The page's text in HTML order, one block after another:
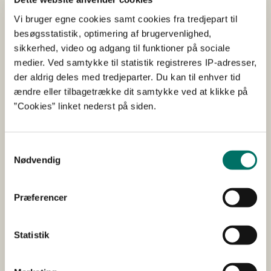
Vi bruger egne cookies samt cookies fra tredjepart til
besøgsstatistik, optimering af brugervenlighed,
sikkerhed, video og adgang til funktioner på sociale
medier. Ved samtykke til statistik registreres IP-adresser,
der aldrig deles med tredjeparter. Du kan til enhver tid
ændre eller tilbagetrække dit samtykke ved at klikke på
”Cookies” linket nederst på siden.
Nødvendig
Præferencer
Statistik
ekstensiveringstidspunktet?
Hvad er retentionskortet?
Hvad er IT-platformen MARS?
vores vandmiljø?
Om Den Grønne Trepart
reducere udledningen af kvælstof fra marker er et